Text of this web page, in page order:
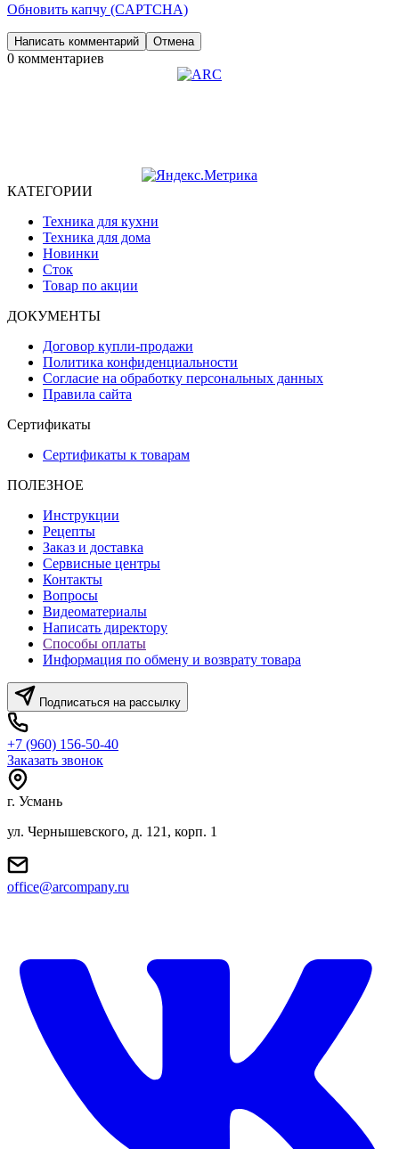
Обновить капчу (CAPTCHA)
0 комментариев
КАТЕГОРИИ
Техника для кухни
Техника для дома
Новинки
Сток
Товар по акции
ДОКУМЕНТЫ
Договор купли-продажи
Политика конфиденциальности
Согласие на обработку персональных данных
Правила сайта
Сертификаты
Сертификаты к товарам
ПОЛЕЗНОЕ
Инструкции
Рецепты
Заказ и доставка
Сервисные центры
Контакты
Вопросы
Видеоматериалы
Написать директору
Способы оплаты
Информация по обмену и возврату товара
Подписаться на рассылку
+7 (960) 156-50-40
Заказать звонок
г. Усмань
ул. Чернышевского, д. 121, корп. 1
office@arcompany.ru